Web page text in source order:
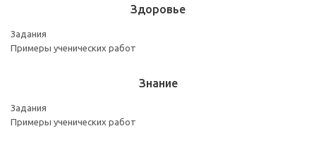
Здоровье
Задания
Примеры ученических работ
Знание
Задания
Примеры ученических работ